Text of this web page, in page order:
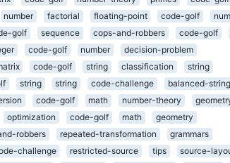
number factorial floating-point code-golf
golf sequence cops-and-robbers code-golf
code-golf number
decision-problem
code-golf string classification
string
string string code-challenge
balanced-string
code-golf math number-theory
optimization code-golf math
geometry
robbers repeated-transformation
grammars
challenge restricted-source tips
source-